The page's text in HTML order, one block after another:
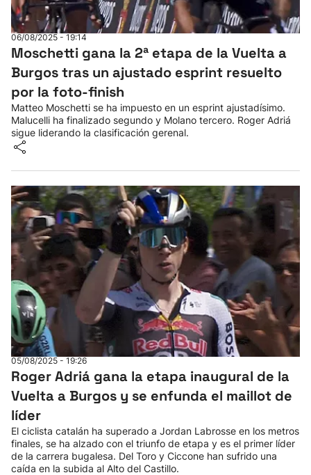
06/08/2025 - 19:14
Moschetti gana la 2ª etapa de la Vuelta a
Burgos tras un ajustado esprint resuelto
por la foto-finish
Matteo Moschetti se ha impuesto en un esprint ajustadísimo.
Malucelli ha finalizado segundo y Molano tercero. Roger Adriá
sigue liderando la clasificación gerenal.
05/08/2025 - 19:26
Roger Adriá gana la etapa inaugural de la
Vuelta a Burgos y se enfunda el maillot de
líder
El ciclista catalán ha superado a Jordan Labrosse en los metros
finales, se ha alzado con el triunfo de etapa y es el primer líder
de la carrera bugalesa. Del Toro y Ciccone han sufrido una
caída en la subida al Alto del Castillo.